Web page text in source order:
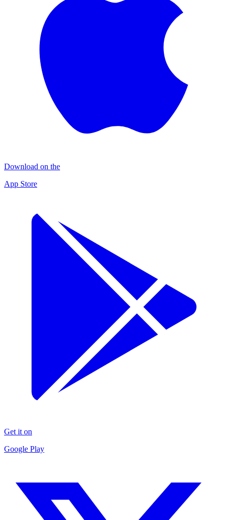
Download on the
App Store
Get it on
Google Play